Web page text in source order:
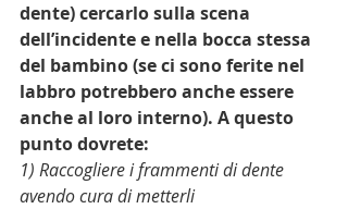
dente) cercarlo sulla scena
dell’incidente e nella bocca stessa
del bambino (se ci sono ferite nel
labbro potrebbero anche essere
anche al loro interno). A questo
punto dovrete:
1) Raccogliere i frammenti di dente
avendo cura di metterli